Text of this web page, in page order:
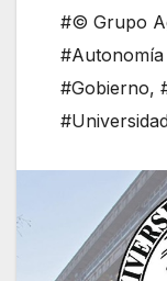
#© Grupo
#Gobierno,